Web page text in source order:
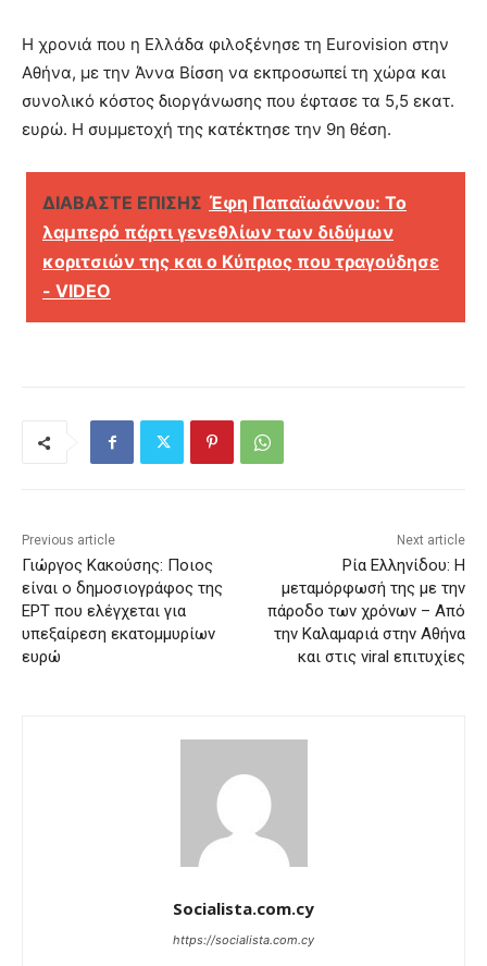
Η χρονιά που η Ελλάδα φιλοξένησε τη Eurovision στην
Αθήνα, με την Άννα Βίσση να εκπροσωπεί τη χώρα και
συνολικό κόστος διοργάνωσης που έφτασε τα 5,5 εκατ.
ευρώ. Η συμμετοχή της κατέκτησε την 9η θέση.
ΔΙΑΒΑΣΤΕ ΕΠΙΣΗΣ Έφη Παπαϊωάννου: Το
λαμπερό πάρτι γενεθλίων των διδύμων
κοριτσιών της και ο Κύπριος που τραγούδησε
- VIDEO
Previous article
Γιώργος Κακούσης: Ποιος
είναι ο δημοσιογράφος της
ΕΡΤ που ελέγχεται για
υπεξαίρεση εκατομμυρίων
ευρώ
Next article
Ρία Ελληνίδου: Η
μεταμόρφωσή της με την
πάροδο των χρόνων – Από
την Καλαμαριά στην Αθήνα
και στις viral επιτυχίες
Socialista.com.cy
https://socialista.com.cy